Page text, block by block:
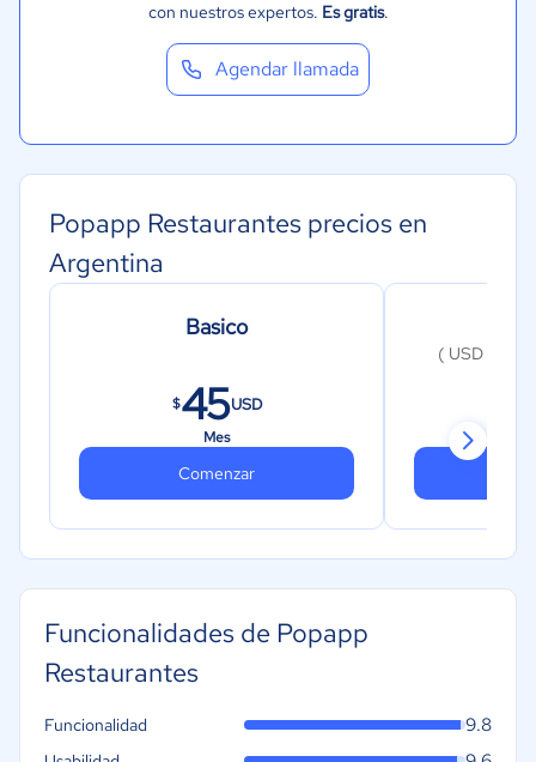
con nuestros expertos. Es gratis.
Agendar llamada
Popapp Restaurantes precios en
Argentina
Basico
$45USD
Mes
Comenzar
( USD mes/
Funcionalidades de Popapp
Restaurantes
Funcionalidad 9.8